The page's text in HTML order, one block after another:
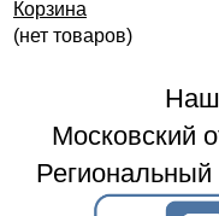
Корзина
(нет товаров)
Московский